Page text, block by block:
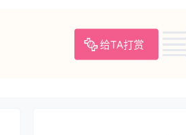
给TA打赏